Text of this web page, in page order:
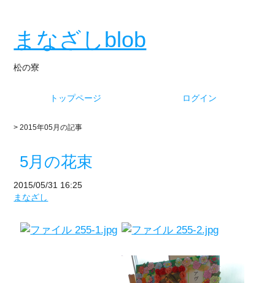
まなざしblob
松の寮
トップページ ログイン
> 2015年05月の記事
5月の花束
2015/05/31 16:25
まなざし